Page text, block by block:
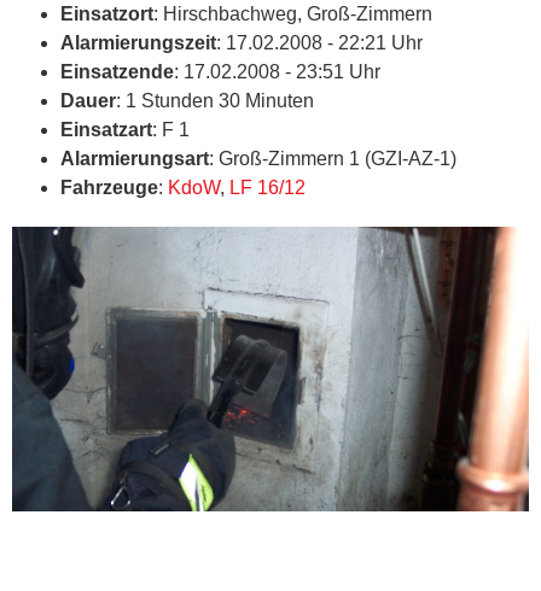
Einsatzort: Hirschbachweg, Groß-Zimmern
Alarmierungszeit: 17.02.2008 - 22:21 Uhr
Einsatzende: 17.02.2008 - 23:51 Uhr
Dauer: 1 Stunden 30 Minuten
Einsatzart: F 1
Alarmierungsart: Groß-Zimmern 1 (GZI-AZ-1)
Fahrzeuge: KdoW, LF 16/12